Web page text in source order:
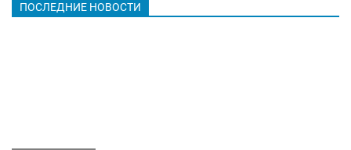
ПОСЛЕДНИЕ НОВОСТИ